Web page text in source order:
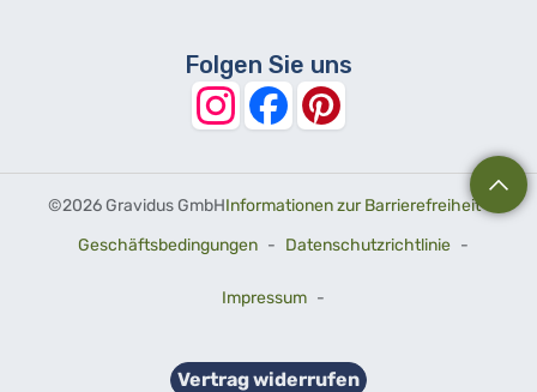
Folgen Sie uns
©2026 Gravidus GmbHInformationen zur Barrierefreiheit-
Geschäftsbedingungen - Datenschutzrichtlinie -
Impressum -
Vertrag widerrufen